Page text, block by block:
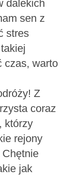
dalekich
sen z
stres
czas, warto
Z
coraz
którzy
rejony
jak